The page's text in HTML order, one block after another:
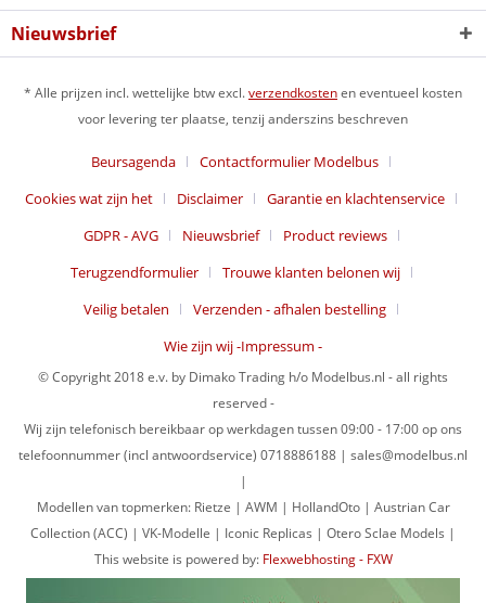
Nieuwsbrief
* Alle prijzen incl. wettelijke btw excl.verzendkostenen eventueel kosten
voor levering ter plaatse, tenzij anderszins beschreven
Beursagenda
Contactformulier Modelbus
Cookies wat zijn het
Disclaimer
Garantie en klachtenservice
GDPR - AVG
Nieuwsbrief
Product reviews
Terugzendformulier
Trouwe klanten belonen wij
Veilig betalen
Verzenden - afhalen bestelling
Wie zijn wij -Impressum -
© Copyright 2018 e.v. by Dimako Trading h/o Modelbus.nl - all rights
reserved -
Wij zijn telefonisch bereikbaar op werkdagen tussen 09:00 - 17:00 op ons
telefoonnummer (incl antwoordservice) 0718886188 | sales@modelbus.nl
|
Modellen van topmerken: Rietze | AWM | HollandOto | Austrian Car
Collection (ACC) | VK-Modelle | Iconic Replicas | Otero Sclae Models |
This website is powered by: Flexwebhosting - FXW